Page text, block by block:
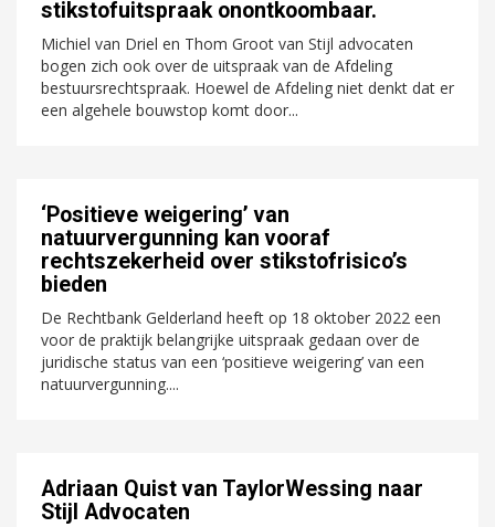
stikstofuitspraak onontkoombaar.
Michiel van Driel en Thom Groot van Stijl advocaten
bogen zich ook over de uitspraak van de Afdeling
bestuursrechtspraak. Hoewel de Afdeling niet denkt dat er
een algehele bouwstop komt door...
‘Positieve weigering’ van
natuurvergunning kan vooraf
rechtszekerheid over stikstofrisico’s
bieden
De Rechtbank Gelderland heeft op 18 oktober 2022 een
voor de praktijk belangrijke uitspraak gedaan over de
juridische status van een ‘positieve weigering’ van een
natuurvergunning....
Adriaan Quist van TaylorWessing naar
Stijl Advocaten